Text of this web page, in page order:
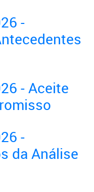
-
- Aceite
-
da Análise